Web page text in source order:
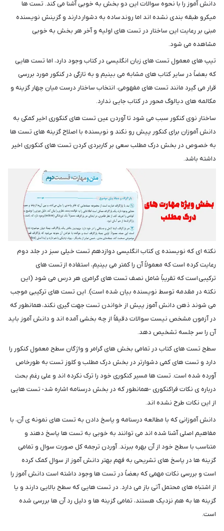
دانش آموز را با نحوه سوالات این دو بخش به خوبی آشنا می کند. تست ها
میکرو طبقه بندی نشده اند اما روند ساده به دشوار دارند و گزینش نویسنده
مبنی بر رعایت این ساختار در تست های اولیه و آخر هر بخش به خوبی
مشاهده می شود.
تیپ های معمول تست های زبان انگلیسی در کتاب وجود دارد، اما تست هایی
که بعضاً در سایر کتاب های مشابه می بینیم و به تازگی در کنکور مورد بررسی
قرار می گیرد مانند تست های مفهومی، انتخاب ساختار درست میان چهار گزینه و
مکالمه های دیالوگ محور در کتاب جایی ندارد.
ساختار نوی کنکور سبب می شود تا آوردن عین تست های کنکوری اخیر کمکی به
دانش آموزان برای کنکور پیش رو نکند و نویسنده با اصلاح گزینه های تست ها
به خصوص در بخش درک مطلب سعی بر کاربردی کردن تست های کنکوری اخیر
داشته باشد.
نکته ای که نویسنده ی کتاب انگلیسی دوازدهم تست خیلی سبز در جلد دوم
رعایت کرده است که معمولاً آن را کمتر می بینیم، استفاده از تست های
ترکیبی است که تقریباً شامل نصف تست های گرامری هر درس می شود (این
نکته در مقدمه توسط نویسنده بیان شده است). این تست های ترکیبی موجب
می شوند ذهن دانش آموز پیش از خواندن تست جهت گیری نکند، همانطور که
در آزمون مشخص نیست سوالات دقیقاً از چه بخشی آمده اند و دانش آموز باید
آن را سر جلسه تشخیص دهد.
سطح تست های کتاب در تمامی بخش های گرامر و واژگان سطح معمول کنکور را
دارد و تست های کمی دشوارتر در بخش درک مطلب و کلوز تست به طورخاص
آورده شده است. تست ها مسیر کنکوری خود را ترک نکرده اند و علی رغم بحث
درباره ی نکات فراکنکوری -همانطور که در بخش درسنامه اشاره شد- تست هایی
از این نکات طرح نشده اند.
دانش آموزانی که با مطالعه درسنامه و پاسخ دادن به تست های نمونه ی آن، با
مفاهیم اصلی آشنا شده اند می توانند به خوبی به تست ها پاسخ دهند و
متناسب با سطح خود از آن بهره ببرند. آوردن ترجمه کل صورت سوال و تمامی
گزینه ها در پاسخ های تشریحی به فهم بهتر دانش آموز از سوال کمک کرده
است و بررسی نکات مهمی که بعضاً در تست ها وجود داشته است دانش آموز را
از اشتباه های محتمل آتی باز می دارد. در تست هایی که سطح بالایی دارند و یا
گزینه ها به هم نزدیک هستند، تمامی گزینه ها و دلیل رد آن ها بررسی شده
است.